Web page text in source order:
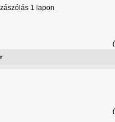
1 lapon